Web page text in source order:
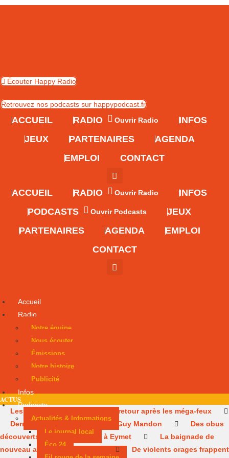
Skip
Écouter Happy Radio
Retrouvez nos podcasts sur happypodcast.fr
ACCUEIL RADIO Ouvrir Radio
INFOS
JEUX
PARTENAIRES
AGENDA
EMPLOI
CONTACT
ACCUEIL RADIO Ouvrir Radio
INFOS
PODCASTS
Ouvrir Podcasts
JEUX
PARTENAIRES
AGENDA
EMPLOI
CONTACT
Accueil
Radio
Notre équipe
Nous écouter
Émissions
Notre histoire
Publicité
Infos
Podcasts
Actualités & Informations
Le journal local
Éco 24
ACTUS
Les pompiers de Dordogne de retour après les méga-feux
Dernier hommage à l’historien Guy Mandon
Des obus
découverts dans une maison à Eymet
La baignade de
nouveau autorisée à Rouffiac
De violents orages frappent